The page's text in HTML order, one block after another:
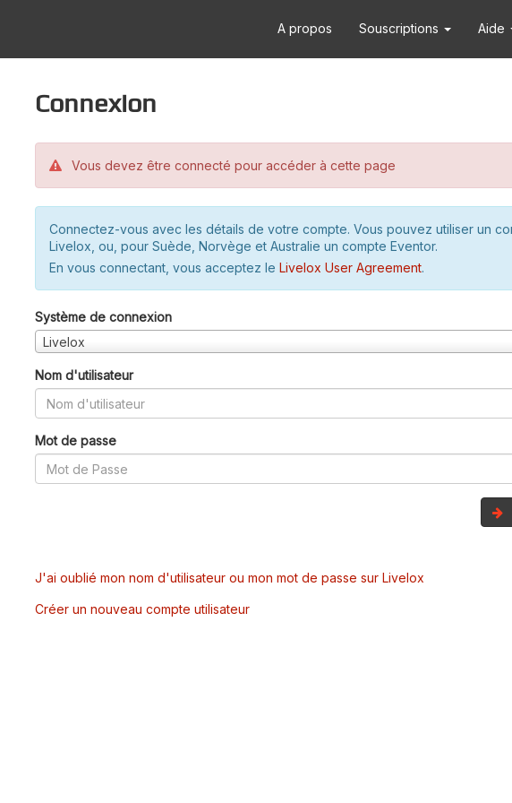
A propos Souscriptions Aide
Connexion
Vous devez être connecté pour accéder à cette page
Connectez-vous avec les détails de votre compte. Vous pouvez utiliser un
Livelox, ou, pour Suède, Norvège et Australie un compte Eventor.
En vous connectant, vous acceptez le Livelox User Agreement.
Système de connexion
Livelox
Nom d'utilisateur
Mot de passe
J'ai oublié mon nom d'utilisateur ou mon mot de passe sur Livelox
Créer un nouveau compte utilisateur